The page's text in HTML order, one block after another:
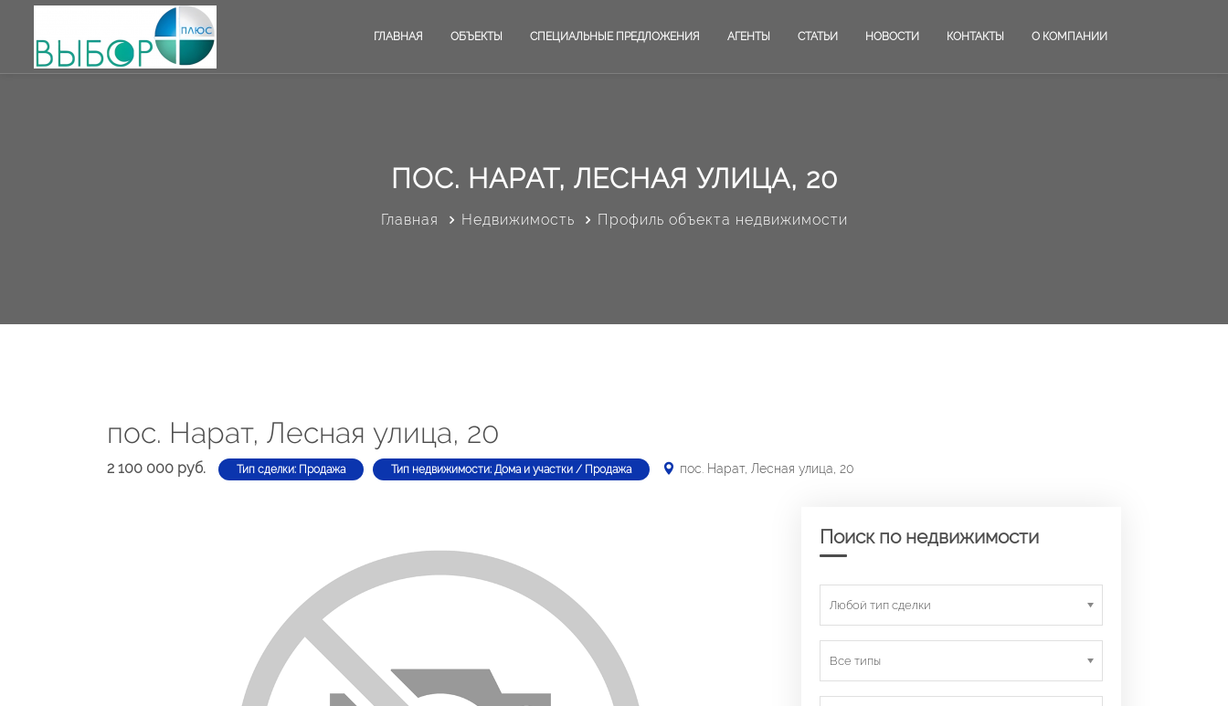
ГЛАВНАЯ ОБЪЕКТЫ СПЕЦИАЛЬНЫЕ ПРЕДЛОЖЕНИЯ АГЕНТЫ СТАТЬИ НОВОСТИ КОНТАКТЫ О КОМПАНИИ
ПОС. НАРАТ, ЛЕСНАЯ УЛИЦА, 20
Главная Недвижимость Профиль объекта недвижимости
пос. Нарат, Лесная улица, 20
2 100 000 руб. Тип сделки: Продажа Тип недвижимости: Дома и участки / Продажа пос. Нарат, Лесная улица, 20
Поиск по недвижимости
Любой тип сделки
Все типы